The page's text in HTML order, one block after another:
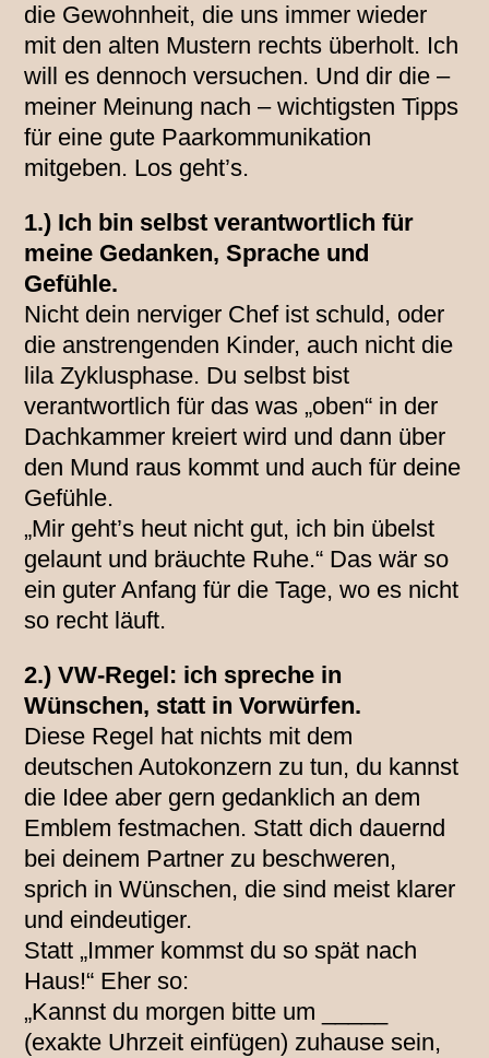
die Gewohnheit, die uns immer wieder
mit den alten Mustern rechts überholt. Ich
will es dennoch versuchen. Und dir die –
meiner Meinung nach – wichtigsten Tipps
für eine gute Paarkommunikation
mitgeben. Los geht’s.
1.) Ich bin selbst verantwortlich für
meine Gedanken, Sprache und
Gefühle.
Nicht dein nerviger Chef ist schuld, oder
die anstrengenden Kinder, auch nicht die
lila Zyklusphase. Du selbst bist
verantwortlich für das was „oben“ in der
Dachkammer kreiert wird und dann über
den Mund raus kommt und auch für deine
Gefühle.
„Mir geht’s heut nicht gut, ich bin übelst
gelaunt und bräuchte Ruhe.“ Das wär so
ein guter Anfang für die Tage, wo es nicht
so recht läuft.
2.) VW-Regel: ich spreche in
Wünschen, statt in Vorwürfen.
Diese Regel hat nichts mit dem
deutschen Autokonzern zu tun, du kannst
die Idee aber gern gedanklich an dem
Emblem festmachen. Statt dich dauernd
bei deinem Partner zu beschweren,
sprich in Wünschen, die sind meist klarer
und eindeutiger.
Statt „Immer kommst du so spät nach
Haus!“ Eher so:
„Kannst du morgen bitte um _____
(exakte Uhrzeit einfügen) zuhause sein,